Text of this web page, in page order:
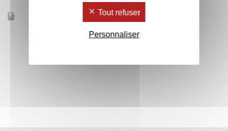
Non
Tout refuser
Personnaliser